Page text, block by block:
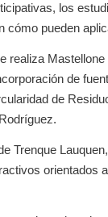
los
pueden
realiza
de
de
Trenque
orientados